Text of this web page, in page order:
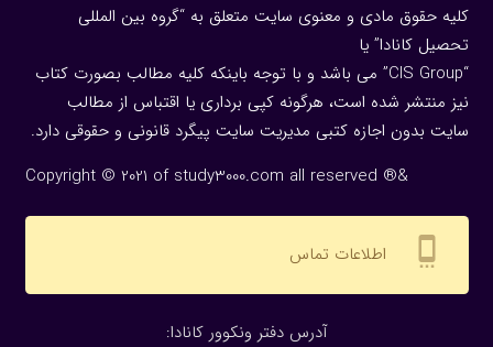
کلیه حقوق مادی و معنوی سایت متعلق به “گروه بین المللی
تحصیل کانادا” یا
“CIS Group” می باشد و با توجه باینکه کلیه مطالب بصورت کتاب
نیز منتشر شده است، هرگونه كپی برداری یا اقتباس از مطالب
سایت بدون اجازه كتبی مدیریت سایت پیگرد قانونی و حقوقی دارد.
Copyright © 2021 of study3000.com all reserved ®&
settings_cell اطلاعات تماس
:آدرس دفتر ونکوور کانادا